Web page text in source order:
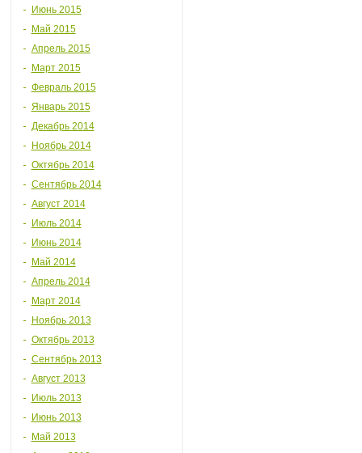
Июнь 2015
Май 2015
Апрель 2015
Март 2015
Февраль 2015
Январь 2015
Декабрь 2014
Ноябрь 2014
Октябрь 2014
Сентябрь 2014
Август 2014
Июль 2014
Июнь 2014
Май 2014
Апрель 2014
Март 2014
Ноябрь 2013
Октябрь 2013
Сентябрь 2013
Август 2013
Июль 2013
Июнь 2013
Май 2013